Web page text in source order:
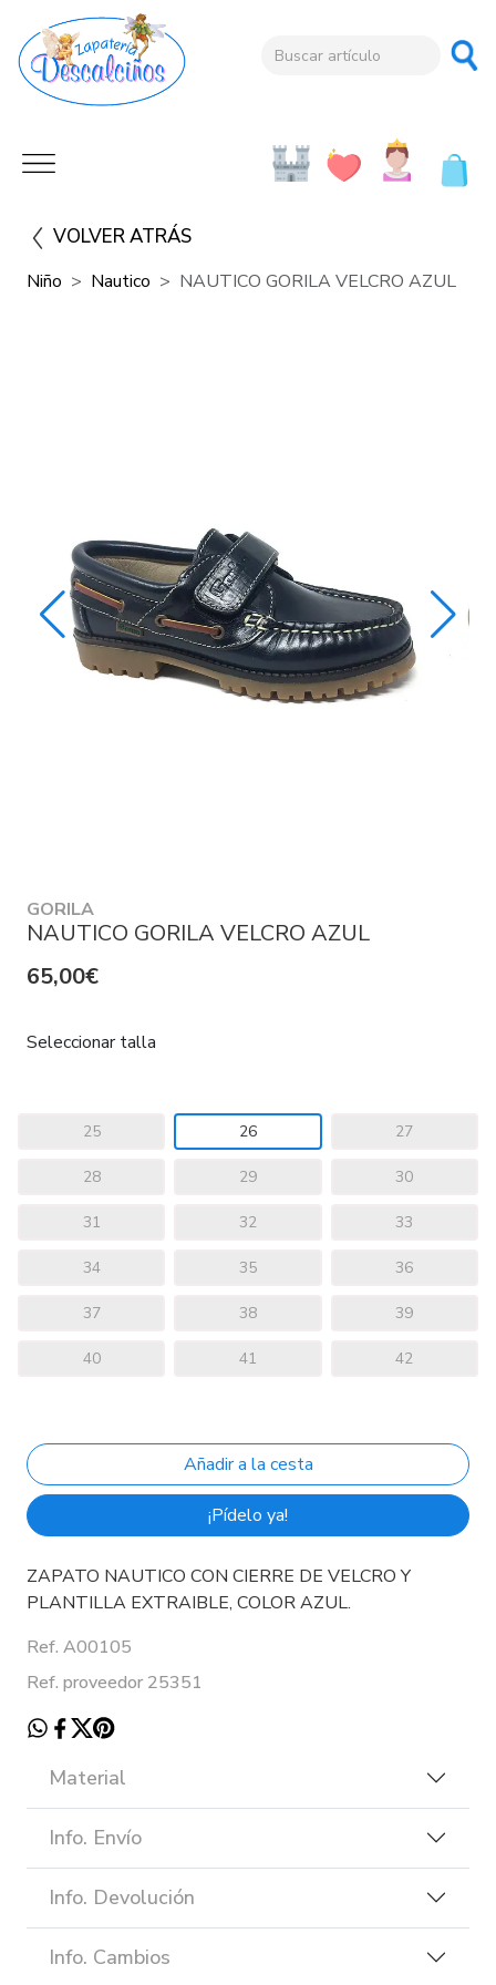
VOLVER ATRÁS
Niño Nautico NAUTICO GORILA VELCRO AZUL
GORILA
NAUTICO GORILA VELCRO AZUL
65,00€
Seleccionar talla
25 26 27
28 29 30
31 32 33
34 35 36
37 38 39
40 41 42
¡Pídelo ya!
ZAPATO NAUTICO CON CIERRE DE VELCRO Y
PLANTILLA EXTRAIBLE, COLOR AZUL.
Ref. A00105
Ref. proveedor 25351
Material
Info. Envío
Info. Devolución
Info. Cambios